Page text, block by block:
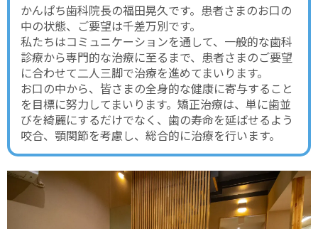
かんぱち歯科院長の福田晃久です。患者さまのお口の
中の状態、ご要望は千差万別です。
私たちはコミュニケーションを通して、一般的な歯科
診療から専門的な治療に至るまで、患者さまのご要望
に合わせて二人三脚で治療を進めてまいります。
お口の中から、皆さまの全身的な健康に寄与すること
を目標に努力してまいります。矯正治療は、単に歯並
びを綺麗にするだけでなく、歯の寿命を延ばせるよう
咬合、顎関節を考慮し、総合的に治療を行います。